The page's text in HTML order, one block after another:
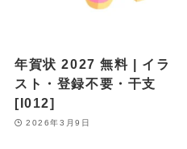
年賀状 2027 無料 | イラ
スト・登録不要・干支
[I012]
2026年3月9日